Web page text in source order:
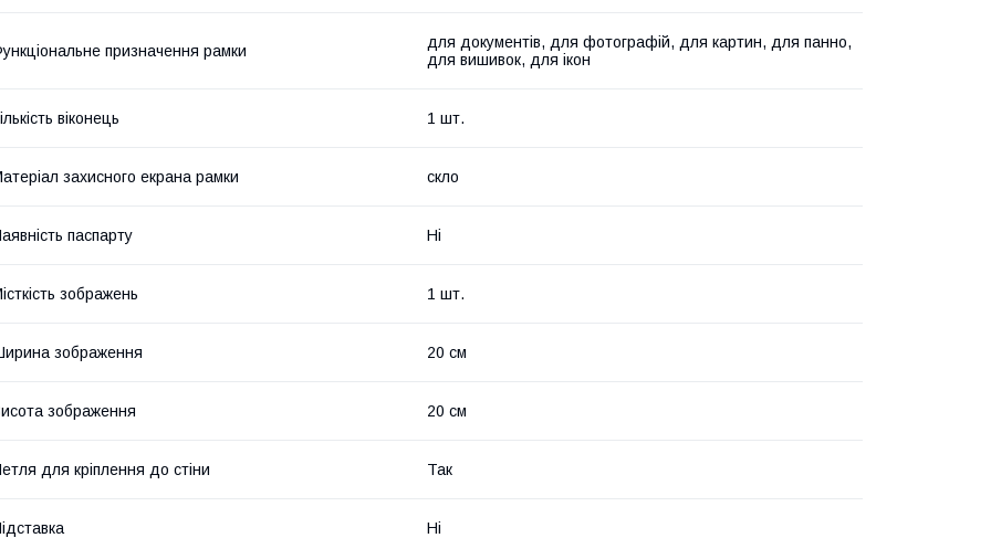
призначення рамки
для документів, для фотографій, для картин, для панно,
для вишивок, для ікон
віконець 1 шт.
захисного екрана рамки скло
паспарту Ні
зображень 1 шт.
зображення 20 см
зображення 20 см
для кріплення до стіни Так
Ні